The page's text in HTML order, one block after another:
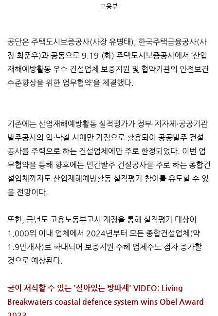
고용부
공단은 주택도시보증공사(사장 유병태), 한국주택금융공사(사
장 최준우)과 공동으로 9.19.(화) 주택도시보증공사에서 ‘산업
재해예방활동 우수 건설업체 보증지원 및 협약기관의 안전보건
수준향상을 위한 업무협약’을 체결했다.
기존에는 산업재해예방활동 실적평가가 정부·지자체·공공기관
발주공사의 입·낙찰 시에만 가점으로 활용되어 공공발주 건설
공사를 주력으로 하는 건설업체에만 주로 한정되었다. 이번 업
무협약을 통해 향후에는 민간발주 건설공사를 주로 하는 종합건
설업체까지도 산업재해예방활동 실적평가 참여를 유도할 수 있
을 전망이다.
또한, 금년도 고용노동부고시 개정을 통해 실적평가 대상이
1,000위 이내 업체에서 2024년부터 모든 종합건설업체(약
1.9만개사)로 확대되어 보증지원 수혜 업체수도 점차 증가할
것으로 예상된다.
굴이 서식할 수 있는 '살아있는 방파제' VIDEO: Living
Breakwaters coastal defence system wins Obel Award